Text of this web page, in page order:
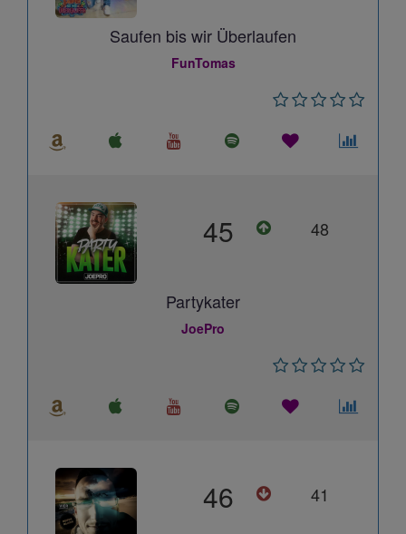
Saufen bis wir Überlaufen
FunTomas
45 48
Partykater
JoePro
46 41